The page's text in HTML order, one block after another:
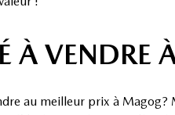
À VENDRE
au meilleur prix à